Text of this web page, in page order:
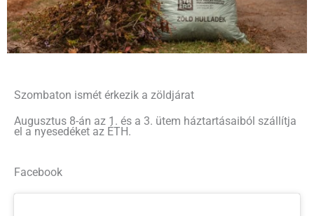
Szombaton ismét érkezik a zöldjárat
Augusztus 8-án az 1. és a 3. ütem háztartásaiból szállítja
el a nyesedéket az ÉTH.
Facebook